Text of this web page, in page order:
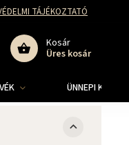
TÁJÉKOZTATÓ
Kosár
Üres kosár
ÜNNEPI